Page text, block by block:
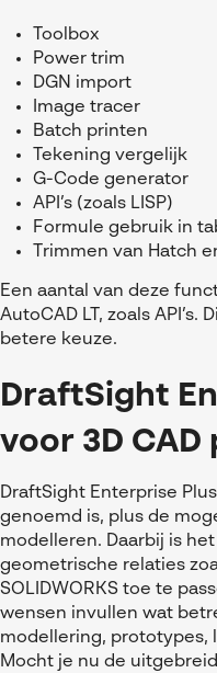
Toolbox
Power trim
DGN import
Image tracer
Batch printen
Tekening vergelijk
G-Code generator
API’s (zoals LISP)
Formule gebruik in
Trimmen van Hatch
Een aantal van deze
AutoCAD LT, zoals API’s.
betere keuze.
DraftSight
voor 3D
DraftSight Enterprise
genoemd is, plus de
modelleren. Daarbij is
geometrische relaties
SOLIDWORKS toe te
wensen invullen wat
modellering, prototypes,
Mocht je nu de